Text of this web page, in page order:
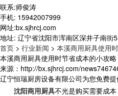
联系:师俊涛
手机: 15942007999
网址:bx.sjhrcj.com
地址: 辽宁省沈阳市浑南区深井子南街
首页 > 行业新闻 > 本溪商用厨具使用
本溪商用厨具使用时节省成本的小攻略
来源：http://bx.sjhrcj.com/
辽宁恒瑞厨房设备有限公司为您免费
沈阳商用厨具不光是购买需要成